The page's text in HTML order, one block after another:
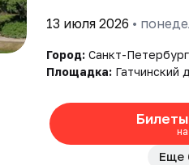
13 июля 2026 •
Город: Санкт-Петербург
Площадка: Гатчинский
Еще